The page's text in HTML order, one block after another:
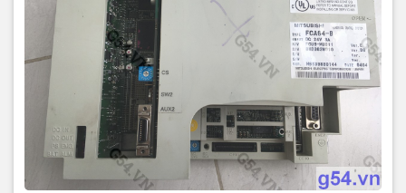
- Dễ dàng tích hợp: Tương thích với nhiều dòng máy CNC khác
- Tình trạng: Đã ngưng sản xuất
Dòng sản phẩm tương thích:
FCA64-B của Mitsubishi là một bộ điều khiển CNC thuộc dòng
MELDAS 60 Series, cụ thể là
MELDAS 64. Thiết bị này được thiết
kế để tích hợp vào nhiều loại máy CNC khác nhau, bao gồm: